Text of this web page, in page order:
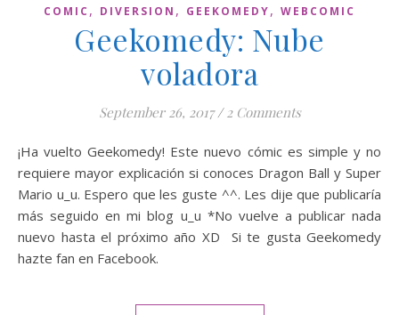
COMIC , DIVERSION , GEEKOMEDY, WEBCOMIC
Geekomedy: Nube
voladora
September 26, 2017 / 2 Comments
¡Ha vuelto Geekomedy! Este nuevo cómic es simple y no
requiere mayor explicación si conoces Dragon Ball y Super
Mario u_u. Espero que les guste ^^. Les dije que publicaría
más seguido en mi blog u_u *No vuelve a publicar nada
nuevo hasta el próximo año XD Si te gusta Geekomedy
hazte fan en Facebook.